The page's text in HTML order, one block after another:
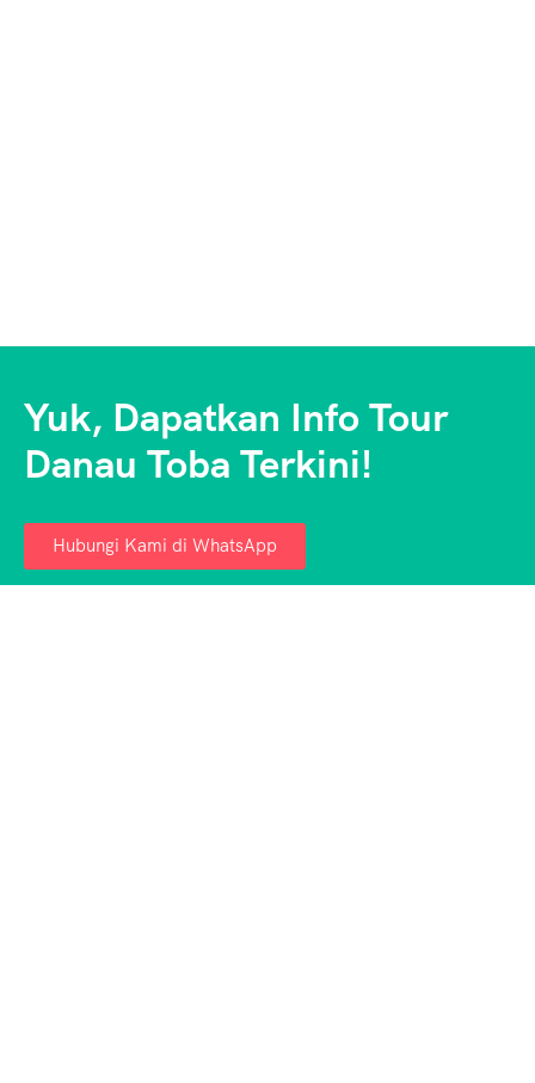
Yuk, Dapatkan Info Tour
Danau Toba Terkini!
Hubungi Kami di WhatsApp